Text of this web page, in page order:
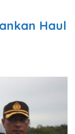
Haul